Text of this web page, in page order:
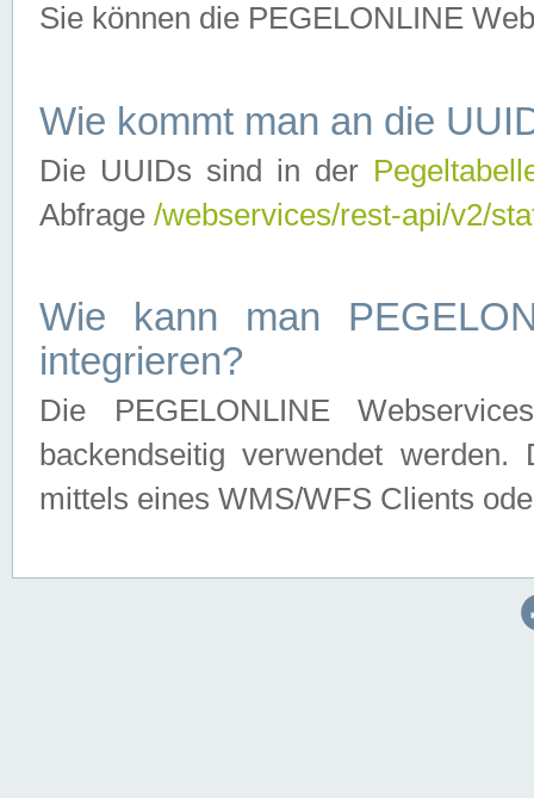
Sie können die PEGELONLINE
Wie kommt man an die
Die UUIDs sind in der
Abfrage /webservices/rest-api/v2/
Wie kann man
integrieren?
Die PEGELONLINE
backendseitig verwendet
mittels eines WMS/WFS Clients